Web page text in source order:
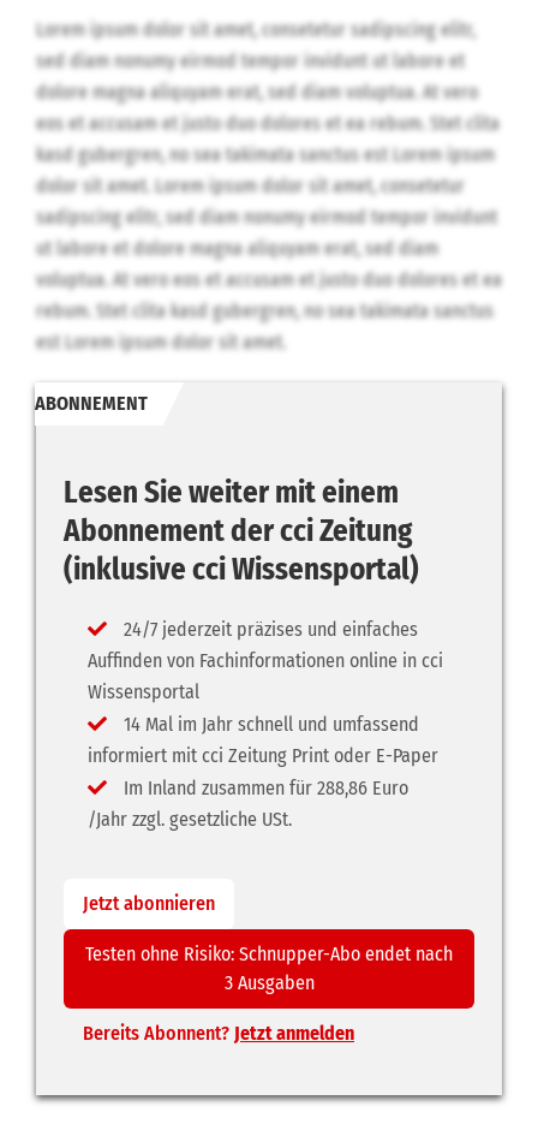
Lorem ipsum dolor sit amet, consetetur sadipscing elitr,
sed diam nonumy eirmod tempor invidunt ut labore et
dolore magna aliquyam erat, sed diam voluptua. At vero
eos et accusam et justo duo dolores et ea rebum. Stet clita
kasd gubergren, no sea takimata sanctus est Lorem ipsum
dolor sit amet. Lorem ipsum dolor sit amet, consetetur
sadipscing elitr, sed diam nonumy eirmod tempor invidunt
ut labore et dolore magna aliquyam erat, sed diam
voluptua. At vero eos et accusam et justo duo dolores et ea
rebum. Stet clita kasd gubergren, no sea takimata sanctus
est Lorem ipsum dolor sit amet.
ABONNEMENT
Lesen Sie weiter mit einem
Abonnement der cci Zeitung
(inklusive cci Wissensportal)
24/7 jederzeit präzises und einfaches
Auffinden von Fachinformationen online in cci
Wissensportal
14 Mal im Jahr schnell und umfassend
informiert mit cci Zeitung Print oder E-Paper
Im Inland zusammen für 288,86 Euro
/Jahr zzgl. gesetzliche USt.
Jetzt abonnieren
Testen ohne Risiko: Schnupper-Abo endet nach
3 Ausgaben
Bereits Abonnent? Jetzt anmelden